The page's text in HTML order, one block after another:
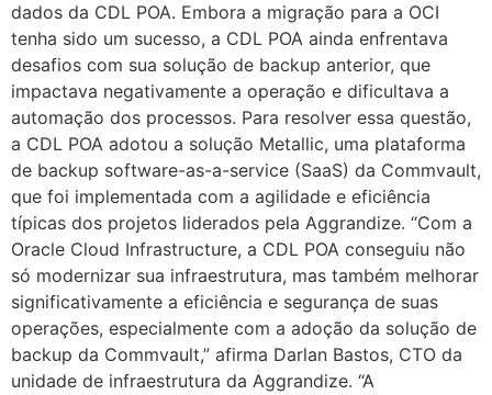
dados da CDL POA. Embora a migração para a OCI
tenha sido um sucesso, a CDL POA ainda enfrentava
desafios com sua solução de backup anterior, que
impactava negativamente a operação e dificultava a
automação dos processos. Para resolver essa questão,
a CDL POA adotou a solução Metallic, uma plataforma
de backup software-as-a-service (SaaS) da Commvault,
que foi implementada com a agilidade e eficiência
típicas dos projetos liderados pela Aggrandize. “Com a
Oracle Cloud Infrastructure, a CDL POA conseguiu não
só modernizar sua infraestrutura, mas também melhorar
significativamente a eficiência e segurança de suas
operações, especialmente com a adoção da solução de
backup da Commvault,” afirma Darlan Bastos, CTO da
unidade de infraestrutura da Aggrandize. “A